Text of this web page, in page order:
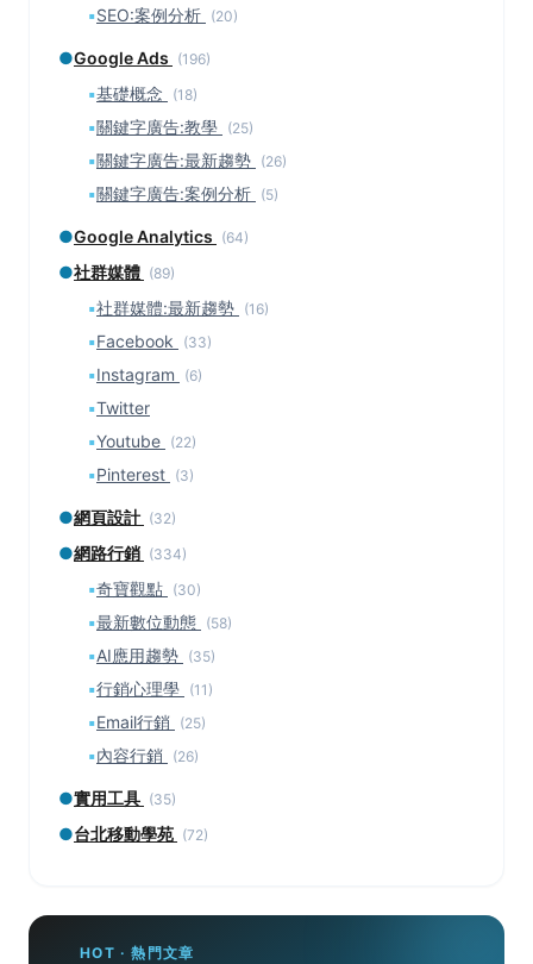
▪SEO:案例分析 (20)
●Google Ads (196)
▪基礎概念 (18)
▪關鍵字廣告:教學 (25)
▪關鍵字廣告:最新趨勢 (26)
▪關鍵字廣告:案例分析 (5)
●Google Analytics (64)
●社群媒體 (89)
▪社群媒體:最新趨勢 (16)
▪Facebook (33)
▪Instagram (6)
▪Twitter
▪Youtube (22)
▪Pinterest (3)
●網頁設計 (32)
●網路行銷 (334)
▪奇寶觀點 (30)
▪最新數位動態 (58)
▪AI應用趨勢 (35)
▪行銷心理學 (11)
▪Email行銷 (25)
▪內容行銷 (26)
●實用工具 (35)
●台北移動學苑 (72)
HOT · 熱門文章